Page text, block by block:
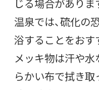
じる場合がありま
温泉では、硫化の
浴することをおす
メッキ物は汗や水
らかい布で拭き取